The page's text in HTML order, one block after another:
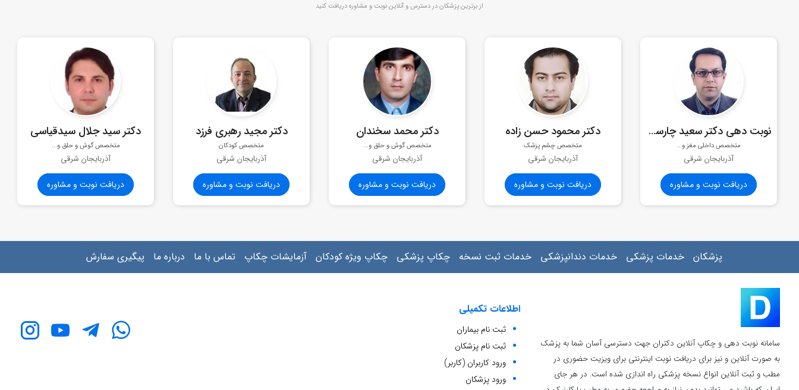
از برترین پزشکان در دسترس و آنلاین نوبت و مشاوره دریافت کنید
نوبت دهی دکتر سعید چارسوئی
متخصص داخلی مغز و...
آذربایجان شرقی
دریافت نوبت و مشاوره
دکتر محمود حسن زاده
متخصص چشم پزشک
آذربایجان شرقی
دریافت نوبت و مشاوره
دکتر محمد سخندان
متخصص گوش و حلق و...
آذربایجان شرقی
دریافت نوبت و مشاوره
دکتر مجید رهبری فرزد
متخصص کودکان
آذربایجان شرقی
دریافت نوبت و مشاوره
دکتر سید جلال سیدقیاسی
متخصص گوش و حلق و...
آذربایجان شرقی
دریافت نوبت و مشاوره
پزشکان خدمات پزشکی خدمات دندانپزشکی خدمات ثبت نسخه چکاپ پزشکی چکاپ ویژه کودکان آزمایشات چکاپ تماس با ما درباره ما پیگیری سفارش
سامانه نوبت دهی و چکاپ آنلاین دکتران جهت دسترسی آسان شما به پزشک
به صورت آنلاین و نیز برای دریافت نوبت اینترنتی برای ویزیت حضوری در
مطب و ثبت آنلاین انواع نسخه پزشکی راه اندازی شده است. در هر جای
اطلاعات تکمیلی
ثبت نام بیماران
ثبت نام پزشکان
ورود کاربران (کاربر)
ورود پزشکان